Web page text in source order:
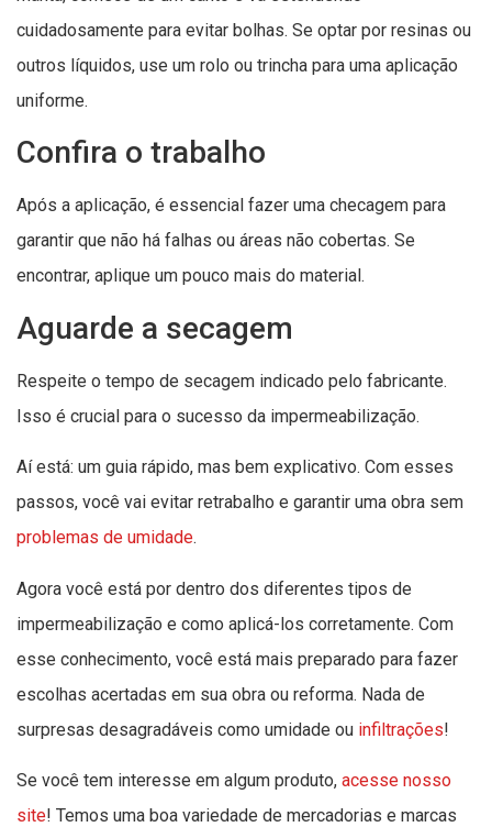
cuidadosamente para evitar bolhas. Se optar por resinas ou
outros líquidos, use um rolo ou trincha para uma aplicação
uniforme.
Confira o trabalho
Após a aplicação, é essencial fazer uma checagem para
garantir que não há falhas ou áreas não cobertas. Se
encontrar, aplique um pouco mais do material.
Aguarde a secagem
Respeite o tempo de secagem indicado pelo fabricante.
Isso é crucial para o sucesso da impermeabilização.
Aí está: um guia rápido, mas bem explicativo. Com esses
passos, você vai evitar retrabalho e garantir uma obra sem
problemas de umidade.
Agora você está por dentro dos diferentes tipos de
impermeabilização e como aplicá-los corretamente. Com
esse conhecimento, você está mais preparado para fazer
escolhas acertadas em sua obra ou reforma. Nada de
surpresas desagradáveis como umidade ou infiltrações!
Se você tem interesse em algum produto, acesse nosso
site! Temos uma boa variedade de mercadorias e marcas